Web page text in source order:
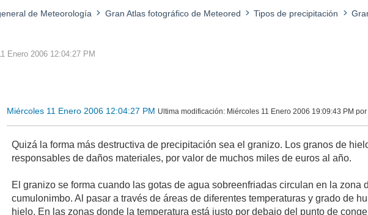
de Meteorología Gran Atlas fotográfico de Meteored Tipos de precipitación
Enero 2006 12:04:27 PM
Miércoles 11 Enero 2006 12:04:27 PM Ultima modificación: Miércoles 11 Enero 2006 19:09:43 PM
Quizá la forma más destructiva de precipitación sea el granizo. Los granos de
responsables de daños materiales, por valor de muchos miles de euros al año.
El granizo se forma cuando las gotas de agua sobreenfriadas circulan en la zona
cumulonimbo. Al pasar a través de áreas de diferentes temperaturas y grado de
hielo. En las zonas donde la temperatura está justo por debajo del punto de